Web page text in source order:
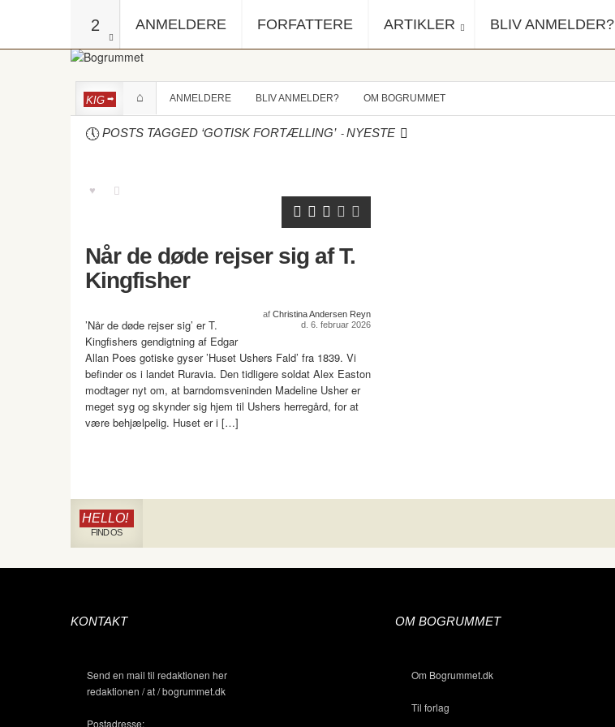
2 ANMELDERE FORFATTERE ARTIKLER BLIV ANMELDER?
KIG ANMELDERE BLIV ANMELDER? OM BOGRUMMET
POSTS TAGGED ‘GOTISK FORTÆLLING’ -NYESTE
Når de døde rejser sig af T.
Kingfisher
af Christina Andersen Reyn
d. 6. februar 2026
’Når de døde rejser sig’ er T.
Kingfishers gendigtning af Edgar
Allan Poes gotiske gyser ’Huset Ushers Fald’ fra 1839. Vi
befinder os i landet Ruravia. Den tidligere soldat Alex Easton
modtager nyt om, at barndomsveninden Madeline Usher er
meget syg og skynder sig hjem til Ushers herregård, for at
være behjælpelig. Huset er i […]
HELLO!
FIND OS
KONTAKT
Send en mail til redaktionen her
redaktionen / at / bogrummet.dk
Postadresse:
OM BOGRUMMET
Om Bogrummet.dk
Til forlag